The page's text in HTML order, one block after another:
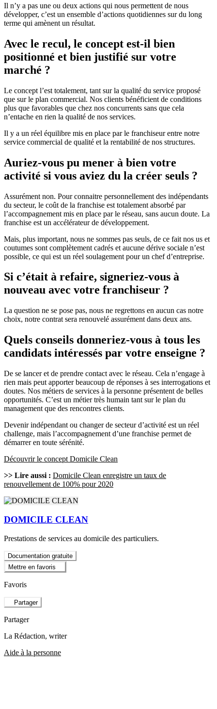
Il n’y a pas une ou deux actions qui nous permettent de nous
développer, c’est un ensemble d’actions quotidiennes sur du long
terme qui amènent un résultat.
Avec le recul, le concept est-il bien
positionné et bien justifié sur votre
marché ?
Le concept l’est totalement, tant sur la qualité du service proposé
que sur le plan commercial. Nos clients bénéficient de conditions
plus que favorables que chez nos concurrents sans que cela
n’entache en rien la qualité de nos services.
Il y a un réel équilibre mis en place par le franchiseur entre notre
service commercial de qualité et la rentabilité de nos structures.
Auriez-vous pu mener à bien votre
activité si vous aviez du la créer seuls ?
Assurément non. Pour connaitre personnellement des indépendants
du secteur, le coût de la franchise est totalement absorbé par
l’accompagnement mis en place par le réseau, sans aucun doute. La
franchise est un accélérateur de développement.
Mais, plus important, nous ne sommes pas seuls, de ce fait nos us et
coutumes sont complètement cadrés et aucune dérive sociale n’est
possible, ce qui est un réel soulagement pour un chef d’entreprise.
Si c’était à refaire, signeriez-vous à
nouveau avec votre franchiseur ?
La question ne se pose pas, nous ne regrettons en aucun cas notre
choix, notre contrat sera renouvelé assurément dans deux ans.
Quels conseils donneriez-vous à tous les
candidats intéressés par votre enseigne ?
De se lancer et de prendre contact avec le réseau. Cela n’engage à
rien mais peut apporter beaucoup de réponses à ses interrogations et
doutes. Nos métiers de services à la personne présentent de belles
opportunités. C’est un métier très humain tant sur le plan du
management que des rencontres clients.
Devenir indépendant ou changer de secteur d’activité est un réel
challenge, mais l’accompagnement d’une franchise permet de
démarrer en toute sérénité.
Découvrir le concept Domicile Clean
>> Lire aussi : Domicile Clean enregistre un taux de
renouvellement de 100% pour 2020
DOMICILE CLEAN
Prestations de services au domicile des particuliers.
Documentation gratuite
Mettre en favoris
Favoris
Partager
Partager
La Rédaction, writer
Aide à la personne